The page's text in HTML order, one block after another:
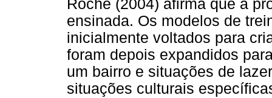
Roche (2004) afirma que a
ensinada. Os modelos de
inicialmente voltados para
foram depois expandidos
um bairro e situações de
situações culturais